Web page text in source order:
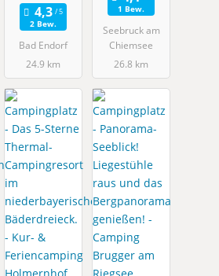
2 Bew.
Bad Endorf
24.9 km
1 Bew.
Seebruck am
Chiemsee
26.8 km